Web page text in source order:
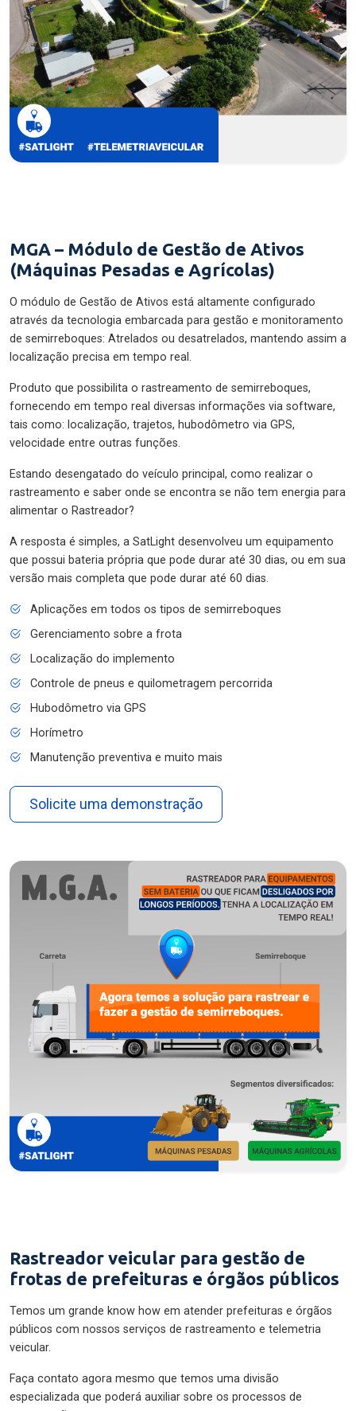
MGA – Módulo de Gestão de Ativos
(Máquinas Pesadas e Agrícolas)
O módulo de Gestão de Ativos está altamente configurado
através da tecnologia embarcada para gestão e monitoramento
de semirreboques: Atrelados ou desatrelados, mantendo assim a
localização precisa em tempo real.
Produto que possibilita o rastreamento de semirreboques,
fornecendo em tempo real diversas informações via software,
tais como: localização, trajetos, hubodômetro via GPS,
velocidade entre outras funções.
Estando desengatado do veículo principal, como realizar o
rastreamento e saber onde se encontra se não tem energia para
alimentar o Rastreador?
A resposta é simples, a SatLight desenvolveu um equipamento
que possui bateria própria que pode durar até 30 dias, ou em sua
versão mais completa que pode durar até 60 dias.
Aplicações em todos os tipos de semirreboques
Gerenciamento sobre a frota
Localização do implemento
Controle de pneus e quilometragem percorrida
Hubodômetro via GPS
Horímetro
Manutenção preventiva e muito mais
Solicite uma demonstração
Rastreador veicular para gestão de
frotas de prefeituras e órgãos públicos
Temos um grande know how em atender prefeituras e órgãos
públicos com nossos serviços de rastreamento e telemetria
veicular.
Faça contato agora mesmo que temos uma divisão
especializada que poderá auxiliar sobre os processos de